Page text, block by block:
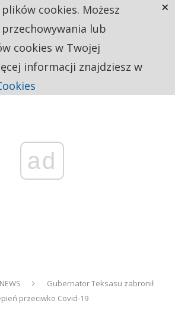
ad
NEWS
Gubernator Teksasu zabronił
przeciwko Covid-19
cookies. Możesz
lub
cookies w Twojej
informacji znajdziesz w
×